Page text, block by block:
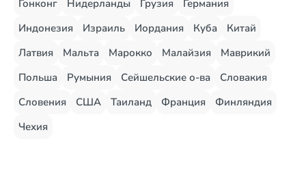
Гонконг
Нидерланды Грузия
Германия
Индонезия
Израиль Иордания Куба
Китай
Латвия
Мальта Марокко Малайзия
Маврикий
Польша
Румыния Сейшельские о-ва
Словакия
Словения
США Таиланд Франция
Финляндия
Чехия